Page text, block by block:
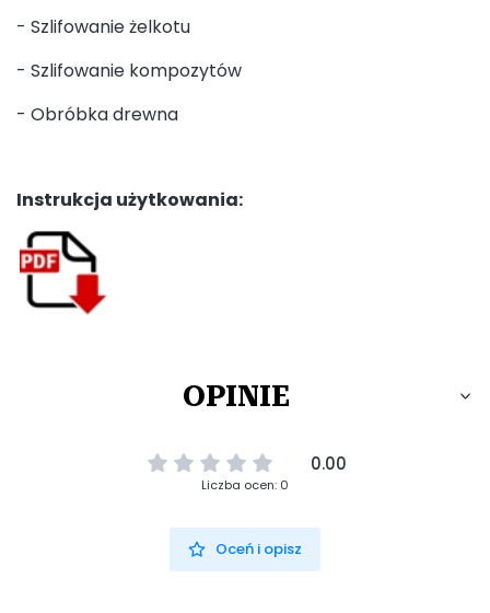
- Szlifowanie żelkotu
- Szlifowanie kompozytów
- Obróbka drewna
Instrukcja użytkowania:
OPINIE
0.00
Liczba ocen: 0
Oceń i opisz